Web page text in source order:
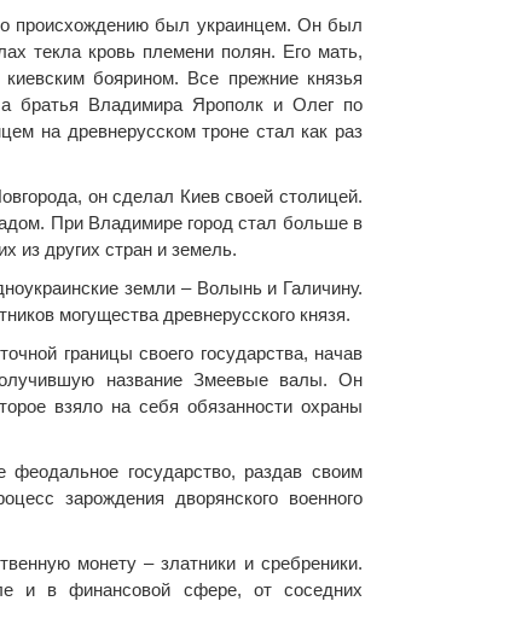
происхождению был украинцем. Он был
текла кровь племени полян. Его мать,
боярином. Все прежние князья
а братья Владимира Ярополк и Олег по
на древнерусском троне стал как раз
он сделал Киев своей столицей.
При Владимире город стал больше в
из других стран и земель.
земли – Волынь и Галичину.
могущества древнерусского князя.
границы своего государства, начав
название Змеевые валы. Он
взяло на себя обязанности охраны
государство, раздав своим
зарождения дворянского военного
монету – златники и сребреники.
и в финансовой сфере, от соседних